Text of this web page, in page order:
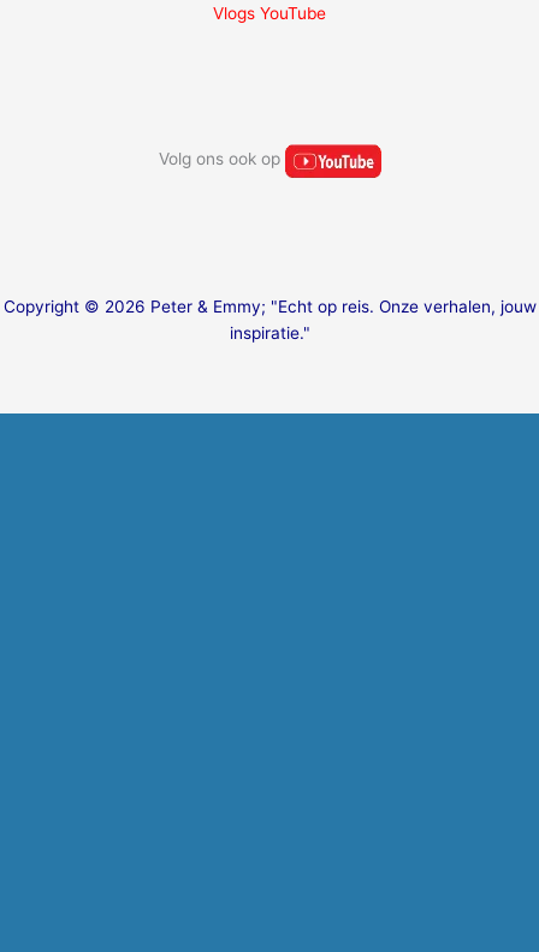
Vlogs YouTube
Volg ons ook op
Copyright © 2026 Peter & Emmy; "Echt op reis. Onze verhalen, jouw
inspiratie."